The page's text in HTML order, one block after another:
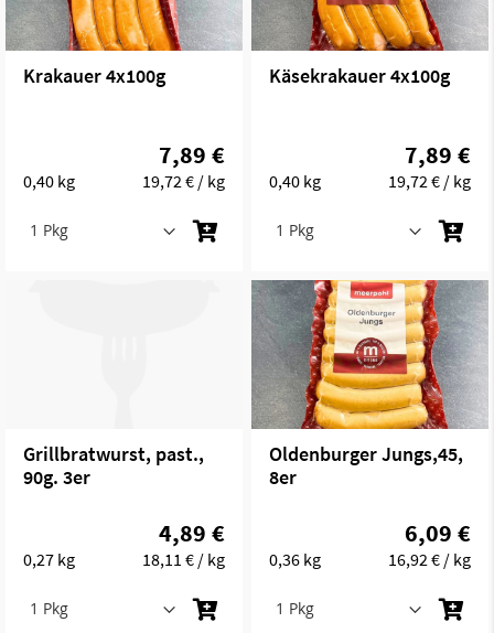
Krakauer 4x100g
0,40 kg
7,89 €
19,72 €/ kg
Käsekrakauer 4x100g
0,40 kg
7,89 €
19,72 €/ kg
Grillbratwurst, past.,
90g. 3er
0,27 kg
4,89 €
18,11 €/ kg
Oldenburger Jungs,45,
8er
0,36 kg
6,09 €
16,92 €/ kg